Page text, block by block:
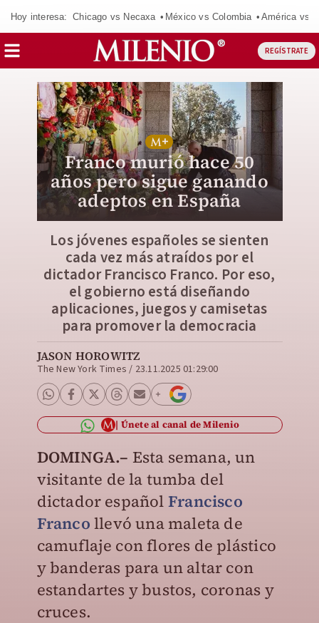
Hoy interesa: Chicago vs Necaxa México vs Colombia América vs
REGÍSTRATE
Franco murió hace 50
años pero sigue ganando
adeptos en España
Los jóvenes españoles se sienten
cada vez más atraídos por el
dictador Francisco Franco. Por eso,
el gobierno está diseñando
aplicaciones, juegos y camisetas
para promover la democracia
JASON HOROWITZ
The New York Times / 23.11.2025 01:29:00
Únete al canal de Milenio
DOMINGA.– Esta semana, un
visitante de la tumba del
dictador español Francisco
Franco llevó una maleta de
camuflaje con flores de plástico
y banderas para un altar con
estandartes y bustos, coronas y
cruces.